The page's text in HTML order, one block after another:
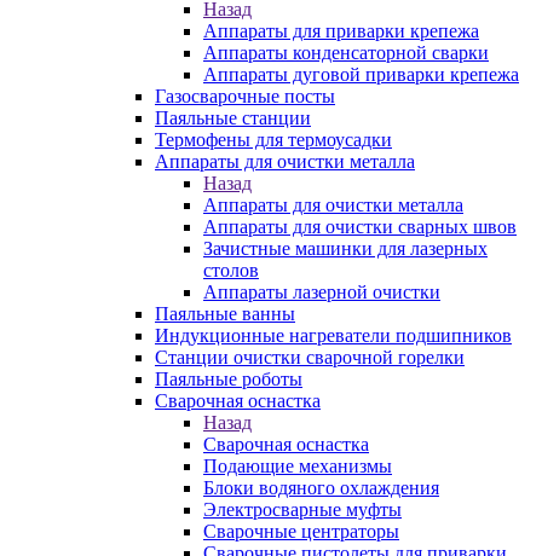
Назад
Аппараты для приварки крепежа
Аппараты конденсаторной сварки
Аппараты дуговой приварки крепежа
Газосварочные посты
Паяльные станции
Термофены для термоусадки
Аппараты для очистки металла
Назад
Аппараты для очистки металла
Аппараты для очистки сварных швов
Зачистные машинки для лазерных
столов
Аппараты лазерной очистки
Паяльные ванны
Индукционные нагреватели подшипников
Станции очистки сварочной горелки
Паяльные роботы
Сварочная оснастка
Назад
Сварочная оснастка
Подающие механизмы
Блоки водяного охлаждения
Электросварные муфты
Сварочные центраторы